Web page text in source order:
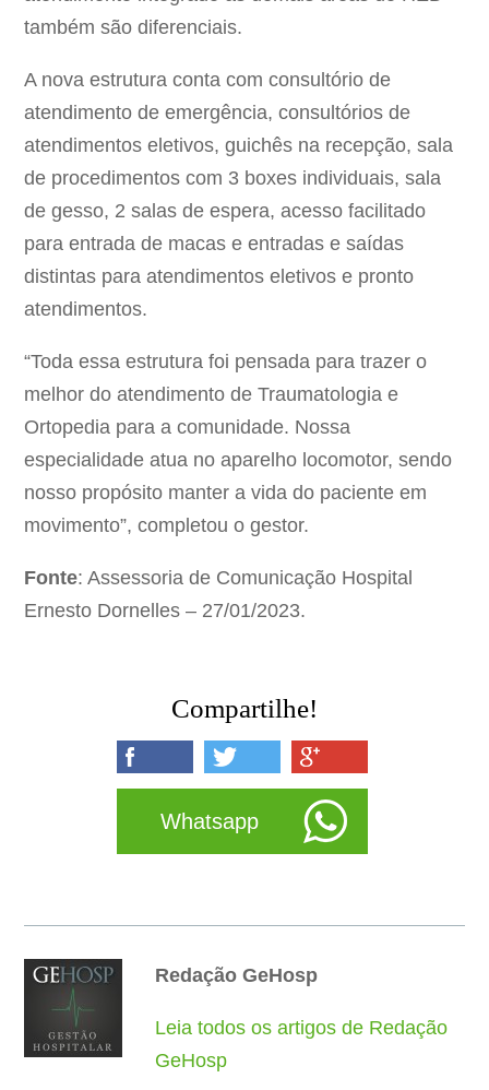
também são diferenciais.
A nova estrutura conta com consultório de
atendimento de emergência, consultórios de
atendimentos eletivos, guichês na recepção, sala
de procedimentos com 3 boxes individuais, sala
de gesso, 2 salas de espera, acesso facilitado
para entrada de macas e entradas e saídas
distintas para atendimentos eletivos e pronto
atendimentos.
“Toda essa estrutura foi pensada para trazer o
melhor do atendimento de Traumatologia e
Ortopedia para a comunidade. Nossa
especialidade atua no aparelho locomotor, sendo
nosso propósito manter a vida do paciente em
movimento”, completou o gestor.
Fonte: Assessoria de Comunicação Hospital
Ernesto Dornelles – 27/01/2023.
Compartilhe!
Whatsapp
Redação GeHosp
Leia todos os artigos de Redação
GeHosp